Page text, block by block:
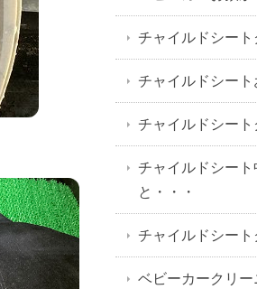
チャイルドシー
チャイルドシー
チャイルドシー
チャイルドシー
と・・・
チャイルドシー
ベビーカークリ